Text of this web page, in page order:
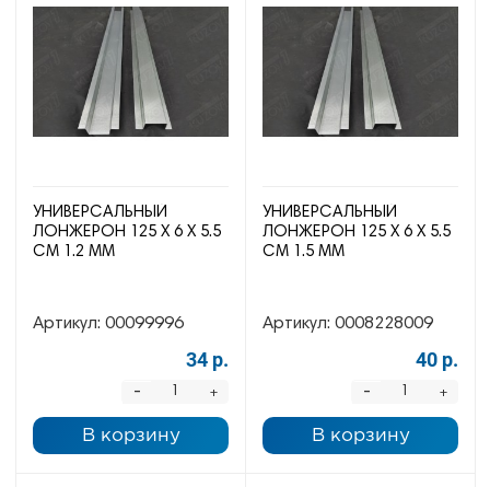
УНИВЕРСАЛЬНЫЙ
ЛОНЖЕРОН 125 Х 6 Х 5.5
СМ 1.2 ММ
Артикул: 00099996
34 р.
+
-
В корзину
УНИВЕРСАЛЬНЫЙ
ЛОНЖЕРОН 125 Х 6 Х 5.5
СМ 1.5 ММ
Артикул: 0008228009
40 р.
+
-
В корзину